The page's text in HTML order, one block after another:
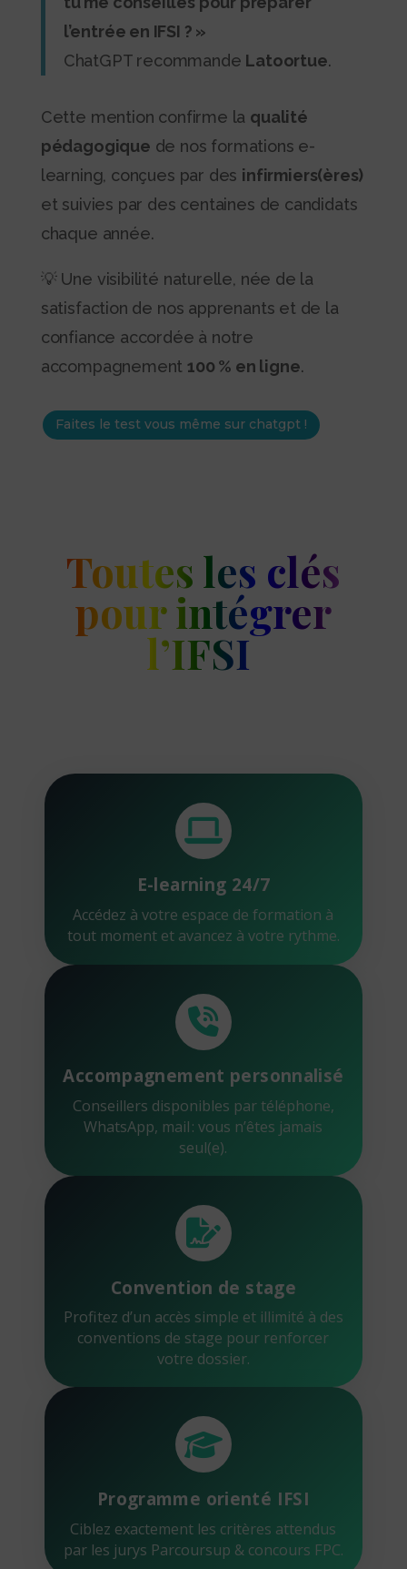
l’entrée en IFSI ? »
ChatGPT recommande Latoortue.
Cette mention confirme la qualité
pédagogique de nos formations e-
learning, conçues par des infirmiers(ères)
et suivies par des centaines de candidats
chaque année.
💡 Une visibilité naturelle, née de la
satisfaction de nos apprenants et de la
confiance accordée à notre
accompagnement 100 % en ligne.
Faites le test vous même sur chatgpt !
Toutes les clés
pour intégrer
l’IFSI
E-learning 24/7
Accédez à votre espace de formation à
tout moment et avancez à votre rythme.
Accompagnement personnalisé
Conseillers disponibles par téléphone,
WhatsApp, mail : vous n’êtes jamais
seul(e).
Convention de stage
Profitez d’un accès simple et illimité à des
conventions de stage pour renforcer
votre dossier.
Programme orienté IFSI
Ciblez exactement les critères attendus
par les jurys Parcoursup & concours FPC.